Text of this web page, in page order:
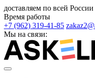
доставляем по всей России
Время работы
+7 (962) 319-41-85
Мы на связи: